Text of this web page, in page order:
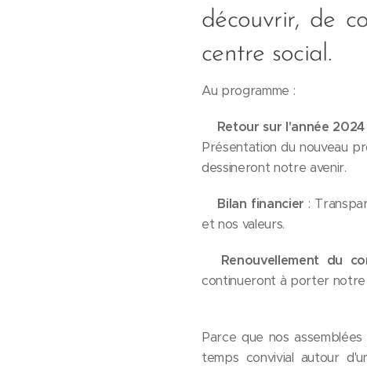
découvrir, de
centre social.
Au programme :
⌛Retour sur l'année 2024
Présentation du nouveau
dessineront notre avenir.
💲​Bilan financier :
et nos valeurs.
Renouvellement du
continueront à porter
Parce que nos
temps convivial autour